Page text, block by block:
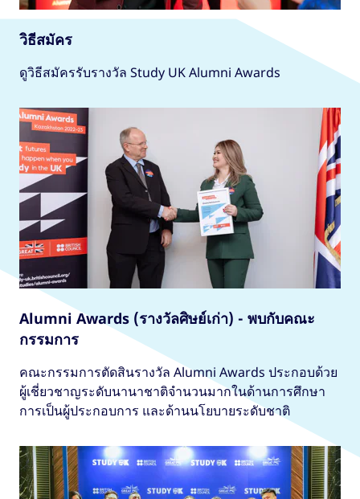
วิธีสมัคร
ดูวิธีสมัครรับรางวัล Study UK Alumni Awards
Alumni Awards (รางวัลศิษย์เก่า) - พบกับคณะ
กรรมการ
คณะกรรมการตัดสินรางวัล Alumni Awards ประกอบด้วย
ผู้เชี่ยวชาญระดับนานาชาติจำนวนมากในด้านการศึกษา
การเป็นผู้ประกอบการ และด้านนโยบายระดับชาติ